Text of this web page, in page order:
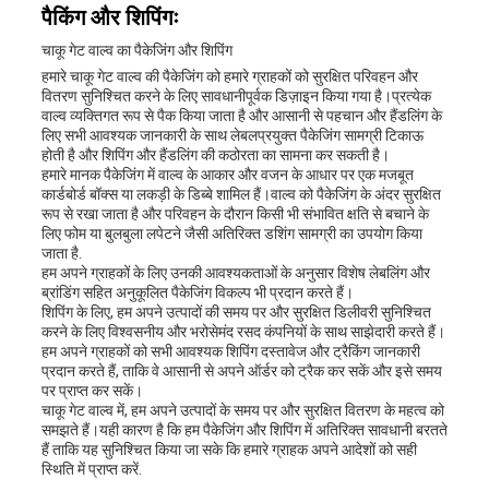
पैकिंग और शिपिंगः
चाकू गेट वाल्व का पैकेजिंग और शिपिंग
हमारे चाकू गेट वाल्व की पैकेजिंग को हमारे ग्राहकों को सुरक्षित परिवहन और
वितरण सुनिश्चित करने के लिए सावधानीपूर्वक डिज़ाइन किया गया है।प्रत्येक
वाल्व व्यक्तिगत रूप से पैक किया जाता है और आसानी से पहचान और हैंडलिंग के
लिए सभी आवश्यक जानकारी के साथ लेबलप्रयुक्त पैकेजिंग सामग्री टिकाऊ
होती है और शिपिंग और हैंडलिंग की कठोरता का सामना कर सकती है।
हमारे मानक पैकेजिंग में वाल्व के आकार और वजन के आधार पर एक मजबूत
कार्डबोर्ड बॉक्स या लकड़ी के डिब्बे शामिल हैं।वाल्व को पैकेजिंग के अंदर सुरक्षित
रूप से रखा जाता है और परिवहन के दौरान किसी भी संभावित क्षति से बचाने के
लिए फोम या बुलबुला लपेटने जैसी अतिरिक्त डशिंग सामग्री का उपयोग किया
जाता है.
हम अपने ग्राहकों के लिए उनकी आवश्यकताओं के अनुसार विशेष लेबलिंग और
ब्रांडिंग सहित अनुकूलित पैकेजिंग विकल्प भी प्रदान करते हैं।
शिपिंग के लिए, हम अपने उत्पादों की समय पर और सुरक्षित डिलीवरी सुनिश्चित
करने के लिए विश्वसनीय और भरोसेमंद रसद कंपनियों के साथ साझेदारी करते हैं।
हम अपने ग्राहकों को सभी आवश्यक शिपिंग दस्तावेज और ट्रैकिंग जानकारी
प्रदान करते हैं, ताकि वे आसानी से अपने ऑर्डर को ट्रैक कर सकें और इसे समय
पर प्राप्त कर सकें।
चाकू गेट वाल्व में, हम अपने उत्पादों के समय पर और सुरक्षित वितरण के महत्व को
समझते हैं।यही कारण है कि हम पैकेजिंग और शिपिंग में अतिरिक्त सावधानी बरतते
हैं ताकि यह सुनिश्चित किया जा सके कि हमारे ग्राहक अपने आदेशों को सही
स्थिति में प्राप्त करें.